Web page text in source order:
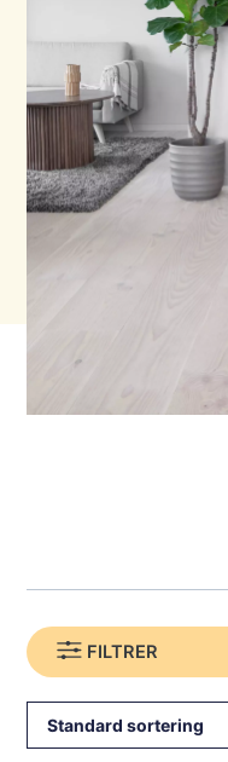
FILTRER